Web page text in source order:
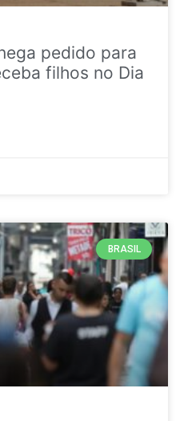
pedido para
filhos no Dia
BRASIL